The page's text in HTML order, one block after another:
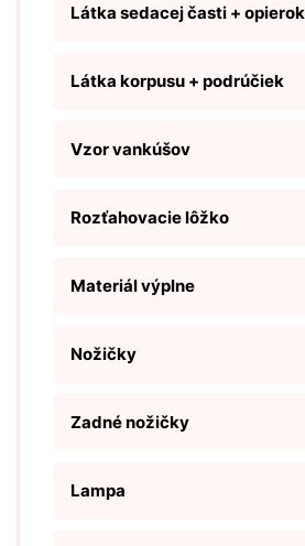
Látka sedacej časti + opierok
Látka korpusu + podrúčiek
Vzor vankúšov
Rozťahovacie lôžko
Materiál výplne
Nožičky
Zadné nožičky
Lampa